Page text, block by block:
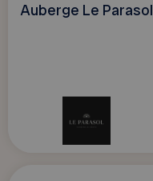
Auberge Le Parasol